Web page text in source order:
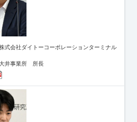
社ダイトーコーポレーションターミナル
所 所長